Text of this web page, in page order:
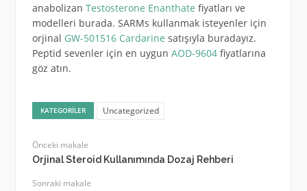
anabolizan Testosterone Enanthate fiyatları ve
modelleri burada. SARMs kullanmak isteyenler için
orjinal GW-501516 Cardarine satışıyla buradayız.
Peptid sevenler için en uygun AOD-9604fiyatlarına
göz atın.
KATEGORILER Uncategorized
Önceki makale
Orjinal Steroid Kullanımında Dozaj Rehberi
Sonraki makale